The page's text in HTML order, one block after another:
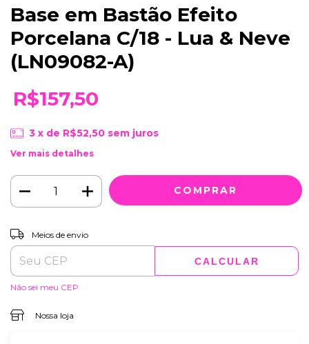
Base em Bastão Efeito
Porcelana C/18 - Lua & Neve
(LN09082-A)
R$157,50
3 x de R$52,50 sem juros
Ver mais detalhes
Entregas para o CEP:
Meios de envio
CALCULAR
Não sei meu CEP
Nossa loja